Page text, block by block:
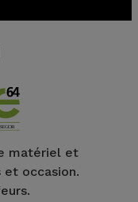
matériel et
et occasion.